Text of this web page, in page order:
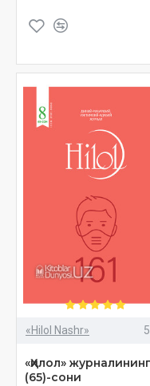
«Hilol Nashr»
«Ҳилол»
(65)-сони